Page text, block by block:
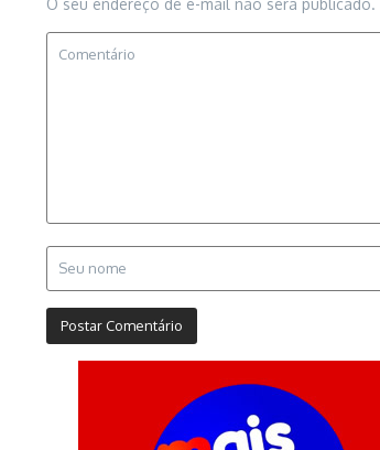
O seu endereço de e-mail não será publicado.